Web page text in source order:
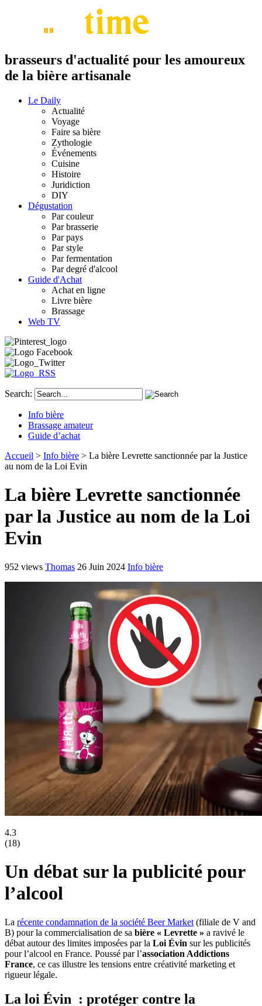
brasseurs d'actualité pour les amoureux
de la bière artisanale
Le Daily
Actualité
Voyage
Faire sa bière
Zythologie
Événements
Cuisine
Histoire
Juridiction
DIY
Dégustation
Par couleur
Par brasserie
Par pays
Par style
Par fermentation
Par degré d'alcool
Guide d'Achat
Achat en ligne
Livre bière
Brassage
Web TV
Search:
Info bière
Brassage amateur
Guide d’achat
Accueil > Info bière > La bière Levrette sanctionnée par la Justice
au nom de la Loi Evin
La bière Levrette sanctionnée
par la Justice au nom de la Loi
Evin
952 views Thomas 26 Juin 2024 Info bière
4.3
(18)
Un débat sur la publicité pour
l’alcool
La récente condamnation de la société Beer Market (filiale de V and
B) pour la commercialisation de sa bière « Levrette » a ravivé le
débat autour des limites imposées par la Loi Évin sur les publicités
pour l’alcool en France. Poussé par l’association Addictions
France, ce cas illustre les tensions entre créativité marketing et
rigueur légale.
La loi Évin : protéger contre la